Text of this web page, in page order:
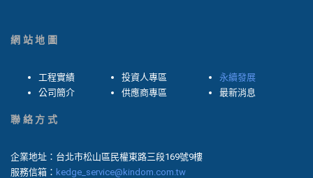
網站地圖
工程實績
公司簡介
投資人專區
供應商專區
永續發展
最新消息
聯絡方式
企業地址：台北市松山區民權東路三段169號9樓
服務信箱： kedge_service@kindom.com.tw